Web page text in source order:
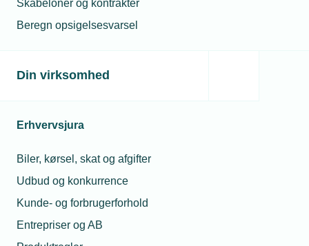
Skabeloner og kontrakter
Beregn opsigelsesvarsel
Din virksomhed
Erhvervsjura
Biler, kørsel, skat og afgifter
Udbud og konkurrence
Kunde- og forbrugerforhold
Entrepriser og AB